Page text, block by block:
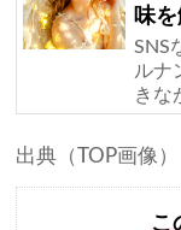
味
SNS
ルナ
きな
出典（TOP画像
こ